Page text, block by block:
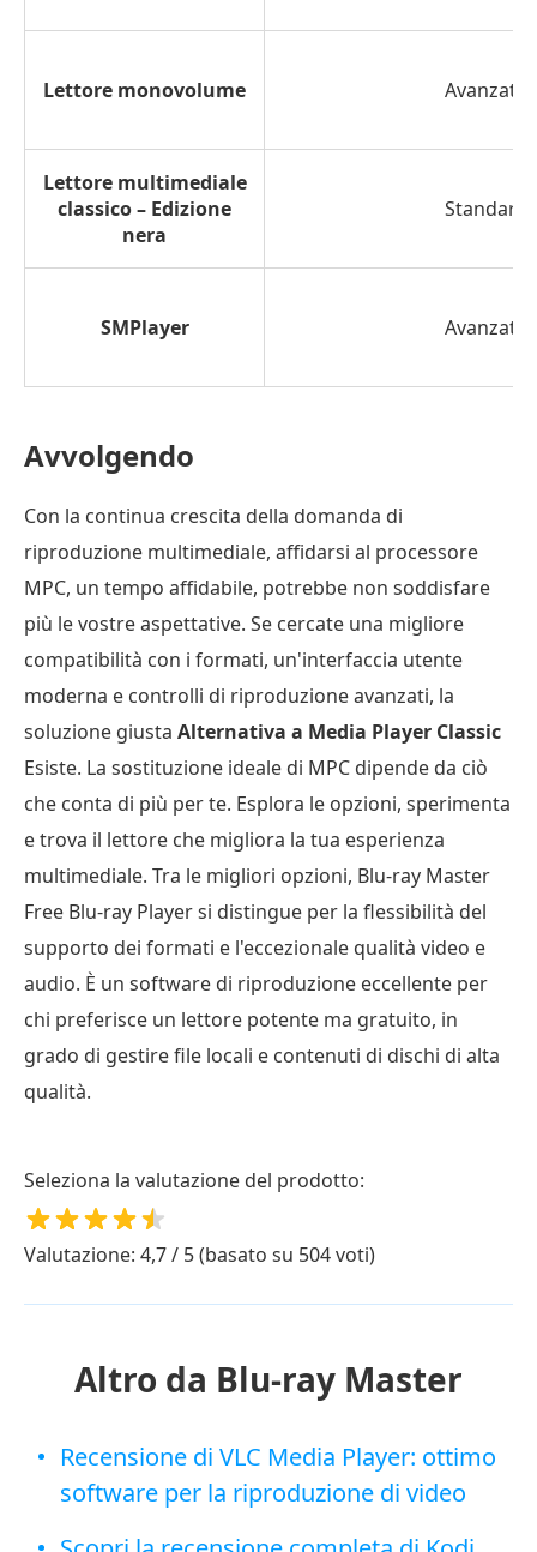
Lettore monovolume Avanzate
Lettore multimediale
classico – Edizione
nera
Standard
SMPlayer Avanzate
Avvolgendo
Con la continua crescita della domanda di
riproduzione multimediale, affidarsi al processore
MPC, un tempo affidabile, potrebbe non soddisfare
più le vostre aspettative. Se cercate una migliore
compatibilità con i formati, un'interfaccia utente
moderna e controlli di riproduzione avanzati, la
soluzione giusta Alternativa a Media Player Classic
Esiste. La sostituzione ideale di MPC dipende da ciò
che conta di più per te. Esplora le opzioni, sperimenta
e trova il lettore che migliora la tua esperienza
multimediale. Tra le migliori opzioni, Blu-ray Master
Free Blu-ray Player si distingue per la flessibilità del
supporto dei formati e l'eccezionale qualità video e
audio. È un software di riproduzione eccellente per
chi preferisce un lettore potente ma gratuito, in
grado di gestire file locali e contenuti di dischi di alta
qualità.
Seleziona la valutazione del prodotto:
Valutazione: 4,7 / 5 (basato su 504 voti)
Altro da Blu-ray Master
Recensione di VLC Media Player: ottimo
software per la riproduzione di video